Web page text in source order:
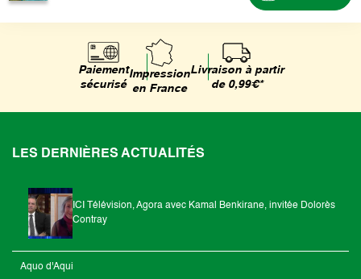
Paiement
sécurisé
Impression
en France
Livraison à partir
de 0,99€*
LES DERNIÈRES ACTUALITÉS
ICI Télévision, Agora avec Kamal Benkirane, invitée Dolorès
Contray
Aquo d'Aqui